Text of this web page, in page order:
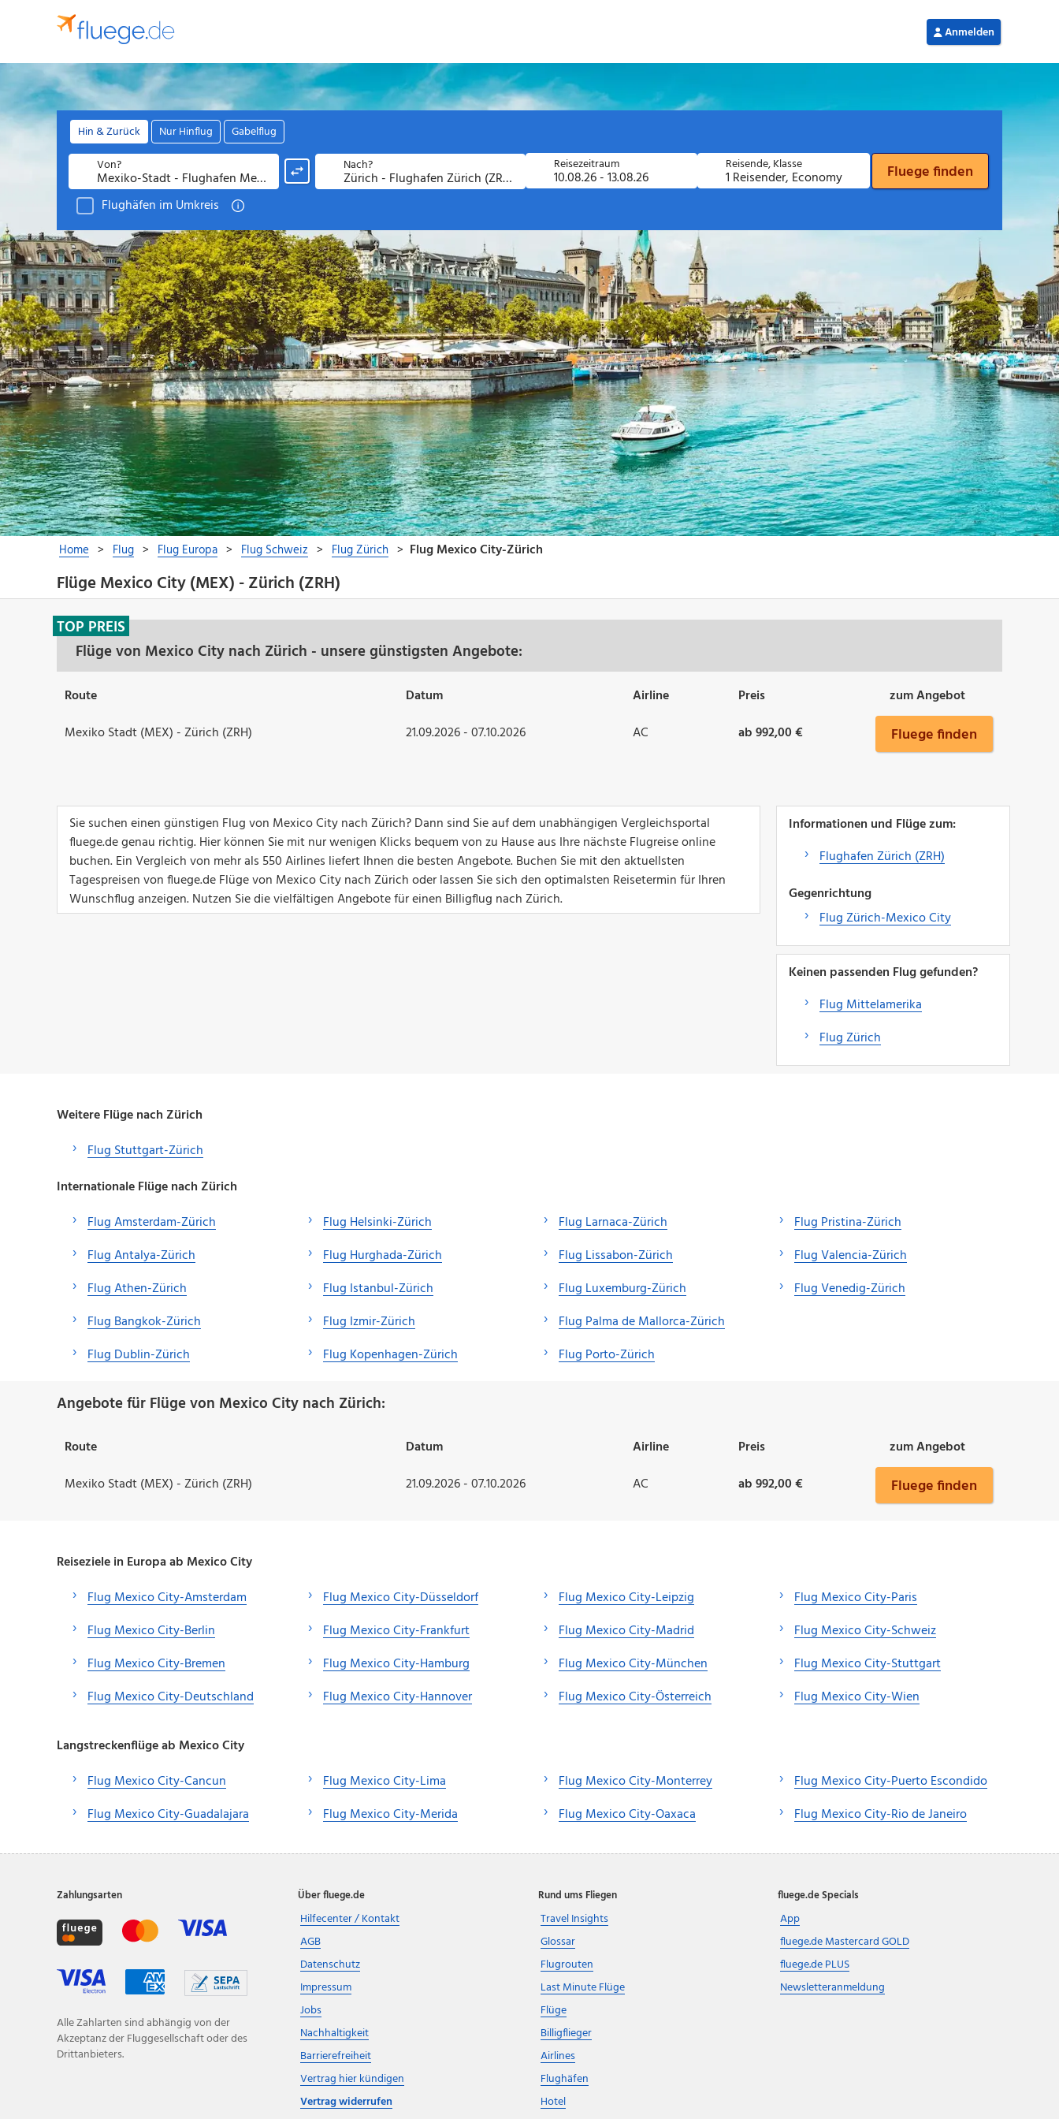
Flüge Mexico City (MEX) - Zürich (ZRH)
Flüge von Mexico City nach Zürich - unsere günstigsten Angebote:
TOP PREIS
Route Datum Airline Preis
zum Angebot
Mexiko Stadt (MEX) - Zürich (ZRH)
21.09.2026 - 07.10.2026 AC ab 992,00 € Fluege finden
Sie suchen einen günstigen Flug von Mexico City nach Zürich? Dann sind Sie auf dem unabhängigen Vergleichsportal
fluege.de genau richtig. Hier können Sie mit nur wenigen Klicks bequem von zu Hause aus Ihre nächste Flugreise online
buchen. Ein Vergleich von mehr als 550 Airlines liefert Ihnen die besten Angebote. Buchen Sie mit den aktuellsten
Tagespreisen von fluege.de Flüge von Mexico City nach Zürich oder lassen Sie sich den optimalsten Reisetermin für Ihren
Wunschflug anzeigen. Nutzen Sie die vielfältigen Angebote für einen Billigflug nach Zürich.
Informationen und Flüge zum:
Flughafen Zürich (ZRH)
Gegenrichtung
Flug Zürich-Mexico City
Keinen passenden Flug gefunden?
Flug Mittelamerika
Flug Zürich
Weitere Flüge nach Zürich
Flug Stuttgart-Zürich
Internationale Flüge nach Zürich
Flug Amsterdam-Zürich
Flug Antalya-Zürich
Flug Athen-Zürich
Flug Bangkok-Zürich
Flug Dublin-Zürich
Flug Helsinki-Zürich
Flug Hurghada-Zürich
Flug Istanbul-Zürich
Flug Izmir-Zürich
Flug Kopenhagen-Zürich
Flug Larnaca-Zürich
Flug Lissabon-Zürich
Flug Luxemburg-Zürich
Flug Palma de Mallorca-Zürich
Flug Porto-Zürich
Flug Pristina-Zürich
Flug Valencia-Zürich
Flug Venedig-Zürich
Angebote für Flüge von Mexico City nach Zürich:
Route Datum Airline Preis
zum Angebot
Mexiko Stadt (MEX) - Zürich (ZRH)
21.09.2026 - 07.10.2026 AC ab 992,00 € Fluege finden
Reiseziele in Europa ab Mexico City
Flug Mexico City-Amsterdam
Flug Mexico City-Berlin
Flug Mexico City-Bremen
Flug Mexico City-Deutschland
Flug Mexico City-Düsseldorf
Flug Mexico City-Frankfurt
Flug Mexico City-Hamburg
Flug Mexico City-Hannover
Flug Mexico City-Leipzig
Flug Mexico City-Madrid
Flug Mexico City-München
Flug Mexico City-Österreich
Flug Mexico City-Paris
Flug Mexico City-Schweiz
Flug Mexico City-Stuttgart
Flug Mexico City-Wien
Langstreckenflüge ab Mexico City
Flug Mexico City-Cancun
Flug Mexico City-Guadalajara
Flug Mexico City-Lima
Flug Mexico City-Merida
Flug Mexico City-Monterrey
Flug Mexico City-Oaxaca
Flug Mexico City-Puerto Escondido
Flug Mexico City-Rio de Janeiro